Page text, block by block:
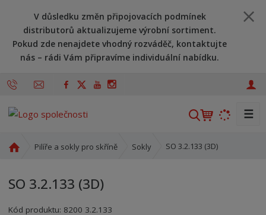
V důsledku změn připojovacích podmínek
distributorů aktualizujeme výrobní sortiment.
Pokud zde nenajdete vhodný rozváděč, kontaktujte
nás – rádi Vám připravíme individuální nabídku.
V
h
☰
d
í
Pilíře a sokly pro skříně Sokly SO 3.2.133 (3D)
SO 3.2.133 (3D)
Kód produktu: 8200 3.2.133